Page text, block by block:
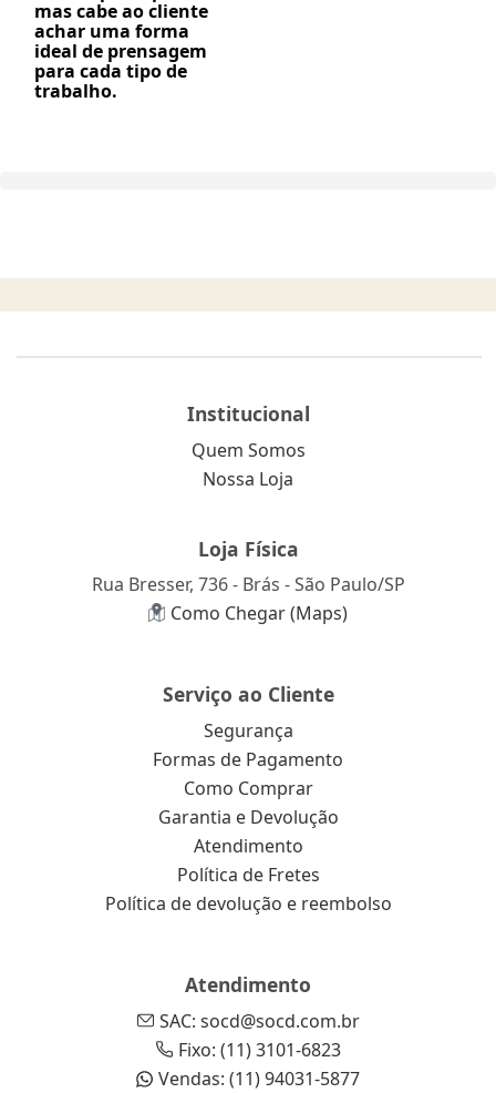
mas cabe ao cliente
achar uma forma
ideal de prensagem
para cada tipo de
trabalho.
Institucional
Quem Somos
Nossa Loja
Loja Física
Rua Bresser, 736 - Brás - São Paulo/SP
Como Chegar (Maps)
Serviço ao Cliente
Segurança
Formas de Pagamento
Como Comprar
Garantia e Devolução
Atendimento
Política de Fretes
Política de devolução e reembolso
Atendimento
SAC: socd@socd.com.br
Fixo: (11) 3101-6823
Vendas: (11) 94031-5877